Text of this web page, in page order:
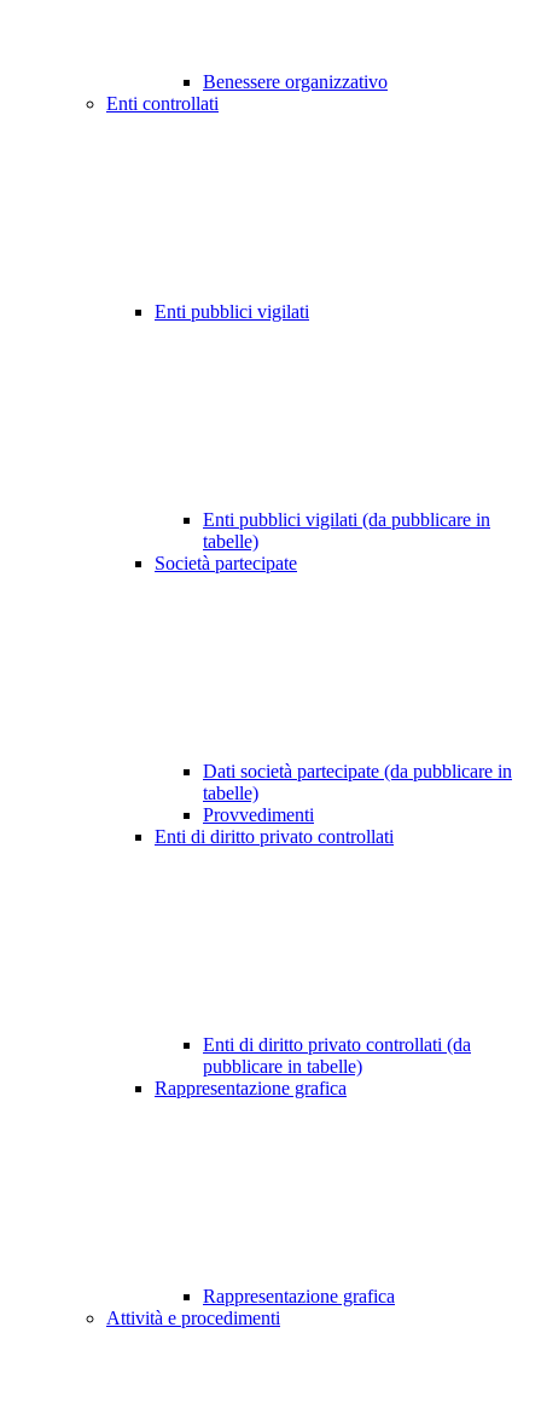
Benessere organizzativo
Enti controllati
Enti pubblici vigilati
Enti pubblici vigilati (da pubblicare in
tabelle)
Società partecipate
Dati società partecipate (da pubblicare in
tabelle)
Provvedimenti
Enti di diritto privato controllati
Enti di diritto privato controllati (da
pubblicare in tabelle)
Rappresentazione grafica
Rappresentazione grafica
Attività e procedimenti